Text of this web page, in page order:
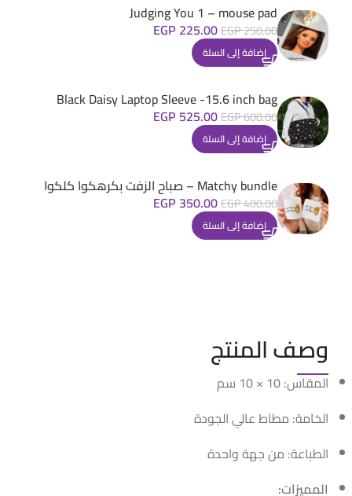
Judging You 1 – mouse pad
EGP250.00
EGP 225.00
إضافة إلى السلة
Black Daisy Laptop Sleeve -15.6 inch bag
EGP600.00
EGP 525.00
إضافة إلى السلة
Matchy bundle – صباح الزفت بكرهكوا كلكوا
EGP400.00
EGP 350.00
إضافة إلى السلة
وصف المنتج
المقاس: 10 × 10 سم
الخامة: مطاط عالي الجودة
الطباعة: من جهة واحدة
المميزات: